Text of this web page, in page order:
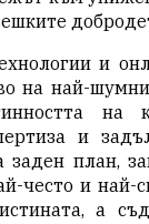
и
на най-
на
и
заден план,
често и най-
а